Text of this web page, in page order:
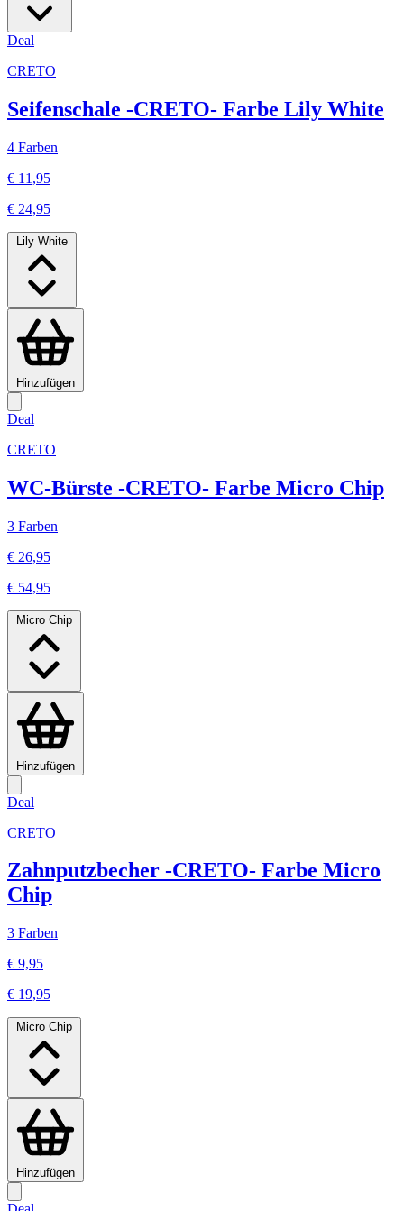
Deal
CRETO
Seifenschale -CRETO- Farbe Lily White
4 Farben
€ 11,95
€ 24,95
Lily White
Hinzufügen
Deal
CRETO
WC-Bürste -CRETO- Farbe Micro Chip
3 Farben
€ 26,95
€ 54,95
Micro Chip
Hinzufügen
Deal
CRETO
Zahnputzbecher -CRETO- Farbe Micro
Chip
3 Farben
€ 9,95
€ 19,95
Micro Chip
Hinzufügen